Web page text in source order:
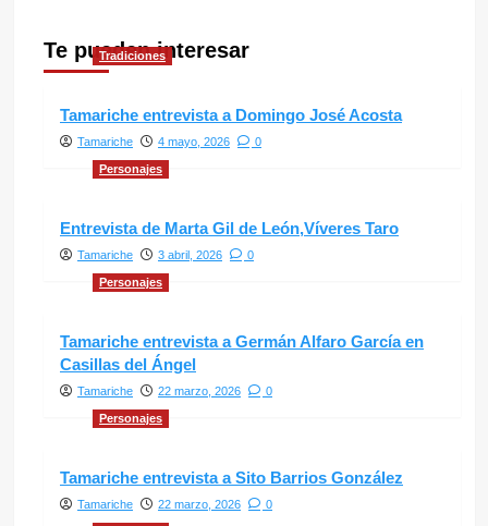
Te pueden interesar
Tradiciones
Tamariche entrevista a Domingo José Acosta
Tamariche 4 mayo, 2026 0
Personajes
Entrevista de Marta Gil de León,Víveres Taro
Tamariche 3 abril, 2026 0
Personajes
Tamariche entrevista a Germán Alfaro García en
Casillas del Ángel
Tamariche 22 marzo, 2026 0
Personajes
Tamariche entrevista a Sito Barrios González
Tamariche 22 marzo, 2026 0